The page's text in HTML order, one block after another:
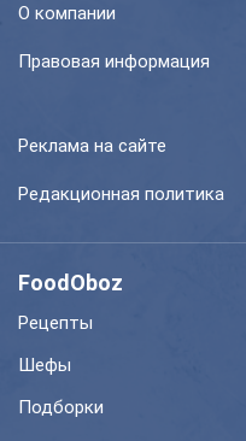
О компании
Правовая информация
Реклама на сайте
Редакционная политика
FoodOboz
Рецепты
Шефы
Подборки